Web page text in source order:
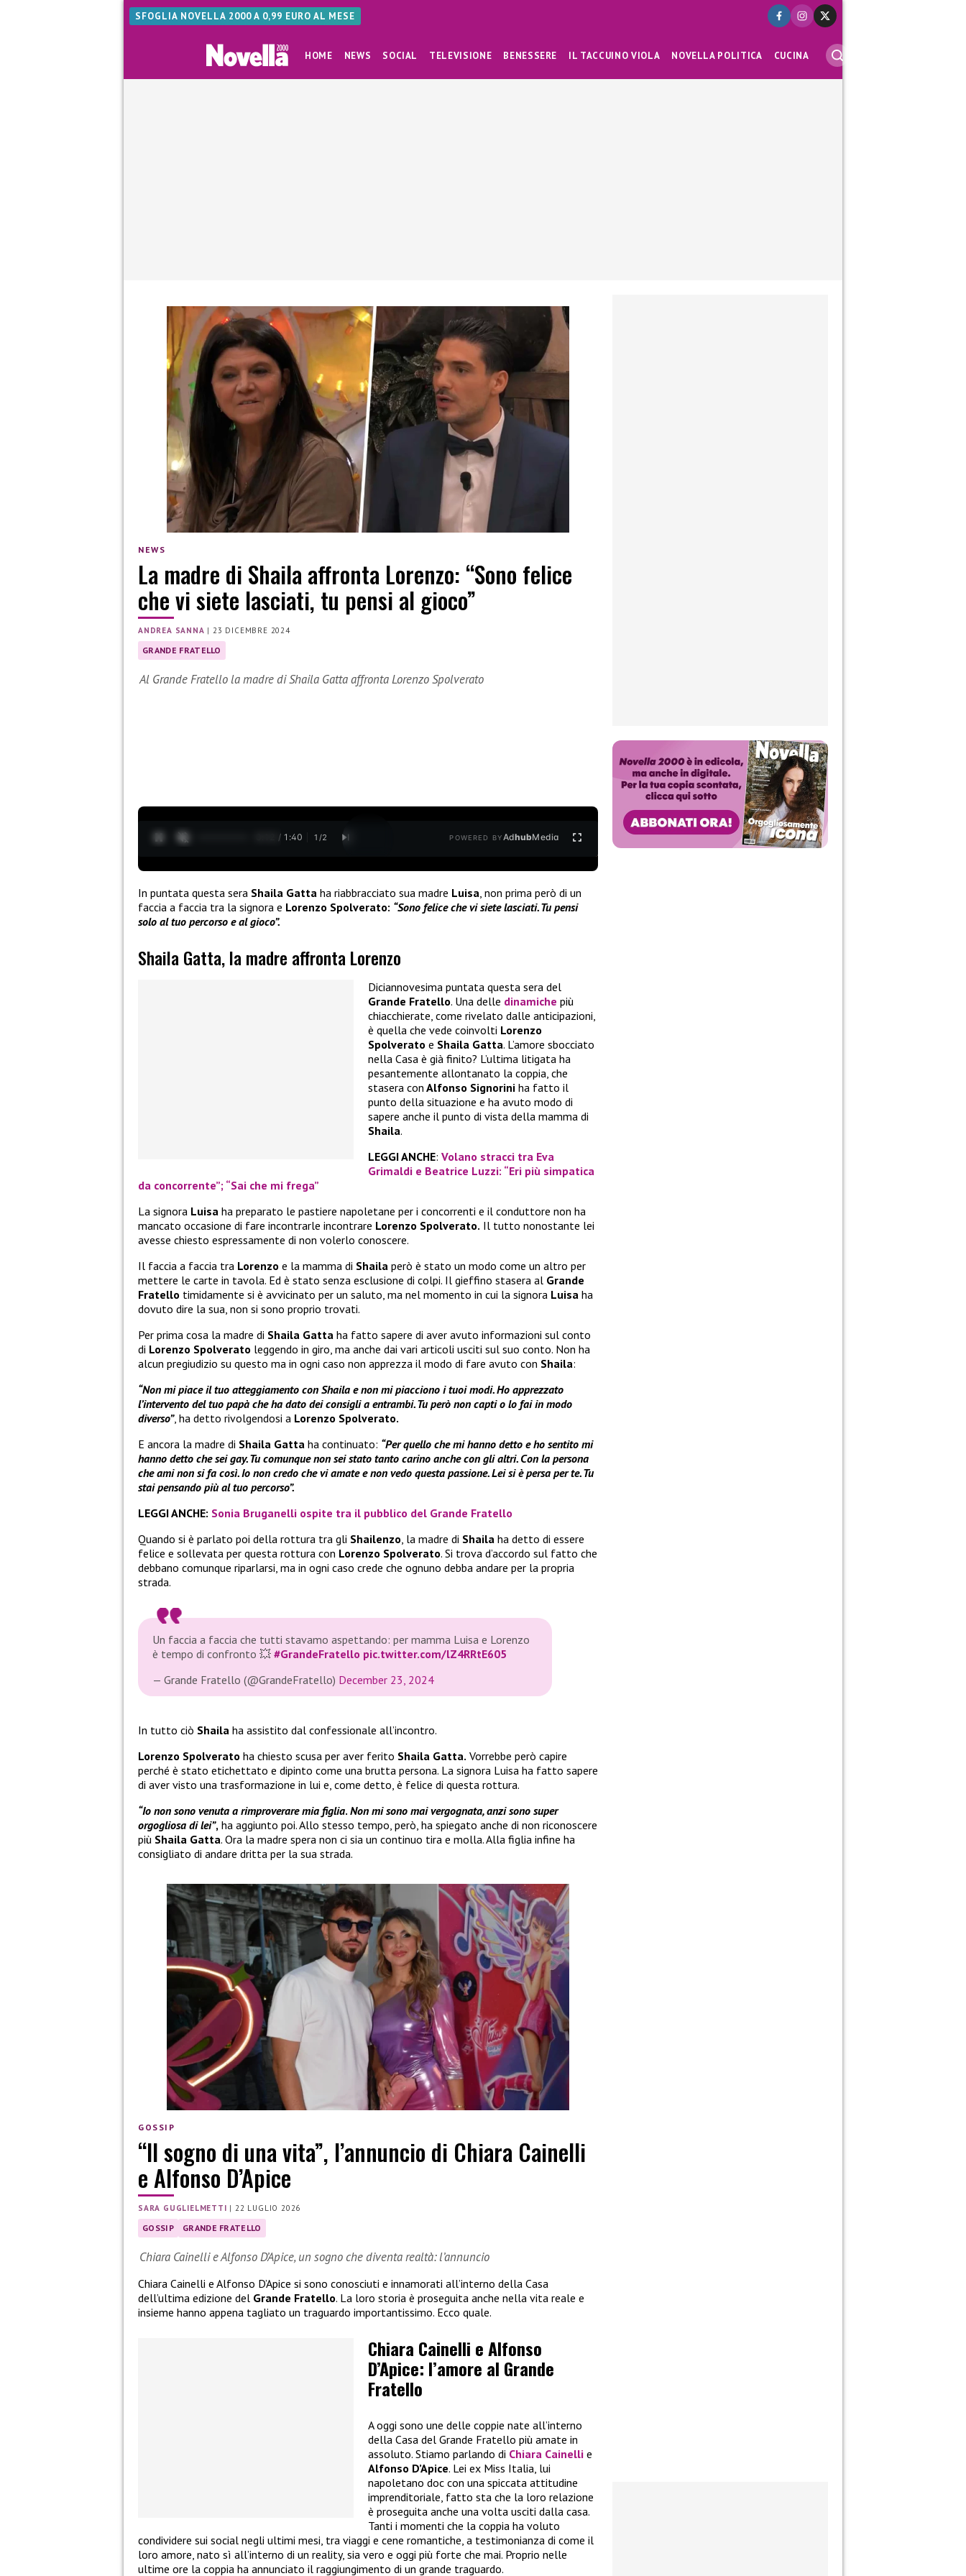
SFOGLIA NOVELLA 2000 A 0,99 EURO AL MESE
HOME NEWS SOCIAL TELEVISIONE BENESSERE IL TACCUINO VIOLA NOVELLA POLITICA CUCINA
NEWS
La madre di Shaila affronta Lorenzo: “Sono felice
che vi siete lasciati, tu pensi al gioco”
ANDREA SANNA |23 DICEMBRE 2024
GRANDE FRATELLO
Al Grande Fratello la madre di Shaila Gatta affronta Lorenzo Spolverato
0:13 / 1:40 1 /2 POWERED BYAdhubMedia
In puntata questa sera Shaila Gatta ha riabbracciato sua madre Luisa , non prima però di un
faccia a faccia tra la signora e Lorenzo Spolverato: “Sono felice che vi siete lasciati. Tu pensi
solo al tuo percorso e al gioco”.
Shaila Gatta, la madre affronta Lorenzo
Diciannovesima puntata questa sera del
Grande Fratello. Una delle dinamiche più
chiacchierate, come rivelato dalle anticipazioni,
è quella che vede coinvolti Lorenzo
Spolverato e Shaila Gatta. L’amore sbocciato
nella Casa è già finito? L’ultima litigata ha
pesantemente allontanato la coppia, che
stasera con Alfonso Signorini ha fatto il
punto della situazione e ha avuto modo di
sapere anche il punto di vista della mamma di
Shaila.
LEGGI ANCHE: Volano stracci tra Eva
Grimaldi e Beatrice Luzzi: “Eri più simpatica
da concorrente”; “Sai che mi frega”
La signora Luisa ha preparato le pastiere napoletane per i concorrenti e il conduttore non ha
mancato occasione di fare incontrarle incontrare Lorenzo Spolverato. Il tutto nonostante lei
avesse chiesto espressamente di non volerlo conoscere.
Il faccia a faccia tra Lorenzo e la mamma di Shaila però è stato un modo come un altro per
mettere le carte in tavola. Ed è stato senza esclusione di colpi. Il gieffino stasera al Grande
Fratello timidamente si è avvicinato per un saluto, ma nel momento in cui la signora Luisa ha
dovuto dire la sua, non si sono proprio trovati.
Per prima cosa la madre di Shaila Gatta ha fatto sapere di aver avuto informazioni sul conto
di Lorenzo Spolverato leggendo in giro, ma anche dai vari articoli usciti sul suo conto. Non ha
alcun pregiudizio su questo ma in ogni caso non apprezza il modo di fare avuto con Shaila:
“Non mi piace il tuo atteggiamento con Shaila e non mi piacciono i tuoi modi. Ho apprezzato
l’intervento del tuo papà che ha dato dei consigli a entrambi. Tu però non capti o lo fai in modo
diverso”, ha detto rivolgendosi a Lorenzo Spolverato.
E ancora la madre di Shaila Gatta ha continuato: “Per quello che mi hanno detto e ho sentito mi
hanno detto che sei gay. Tu comunque non sei stato tanto carino anche con gli altri. Con la persona
che ami non si fa così. Io non credo che vi amate e non vedo questa passione. Lei si è persa per te. Tu
stai pensando più al tuo percorso”.
LEGGI ANCHE: Sonia Bruganelli ospite tra il pubblico del Grande Fratello
Quando si è parlato poi della rottura tra gli Shailenzo, la madre di Shaila ha detto di essere
felice e sollevata per questa rottura con Lorenzo Spolverato. Si trova d’accordo sul fatto che
debbano comunque riparlarsi, ma in ogni caso crede che ognuno debba andare per la propria
strada.
Un faccia a faccia che tutti stavamo aspettando: per mamma Luisa e Lorenzo
è tempo di confronto 💥 #GrandeFratello pic.twitter.com/lZ4RRtE605
— Grande Fratello (@GrandeFratello) December 23, 2024
In tutto ciò Shaila ha assistito dal confessionale all’incontro.
Lorenzo Spolverato ha chiesto scusa per aver ferito Shaila Gatta. Vorrebbe però capire
perché è stato etichettato e dipinto come una brutta persona. La signora Luisa ha fatto sapere
di aver visto una trasformazione in lui e, come detto, è felice di questa rottura.
“Io non sono venuta a rimproverare mia figlia. Non mi sono mai vergognata, anzi sono super
orgogliosa di lei”, ha aggiunto poi. Allo stesso tempo, però, ha spiegato anche di non riconoscere
più Shaila Gatta. Ora la madre spera non ci sia un continuo tira e molla. Alla figlia infine ha
consigliato di andare dritta per la sua strada.
GOSSIP
“Il sogno di una vita”, l’annuncio di Chiara Cainelli
e Alfonso D’Apice
SARA GUGLIELMETTI |22 LUGLIO 2026
GOSSIP GRANDE FRATELLO
Chiara Cainelli e Alfonso D’Apice, un sogno che diventa realtà: l’annuncio
Chiara Cainelli e Alfonso D’Apice si sono conosciuti e innamorati all’interno della Casa
dell’ultima edizione del Grande Fratello. La loro storia è proseguita anche nella vita reale e
insieme hanno appena tagliato un traguardo importantissimo. Ecco quale.
Chiara Cainelli e Alfonso
D’Apice: l’amore al Grande
Fratello
A oggi sono une delle coppie nate all’interno
della Casa del Grande Fratello più amate in
assoluto. Stiamo parlando di Chiara Cainelli e
Alfonso D’Apice. Lei ex Miss Italia, lui
napoletano doc con una spiccata attitudine
imprenditoriale, fatto sta che la loro relazione
è proseguita anche una volta usciti dalla casa.
Tanti i momenti che la coppia ha voluto
condividere sui social negli ultimi mesi, tra viaggi e cene romantiche, a testimonianza di come il
loro amore, nato sì all’interno di un reality, sia vero e oggi più forte che mai. Proprio nelle
ultime ore la coppia ha annunciato il raggiungimento di un grande traguardo.